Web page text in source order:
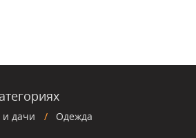
и дачи Одежда